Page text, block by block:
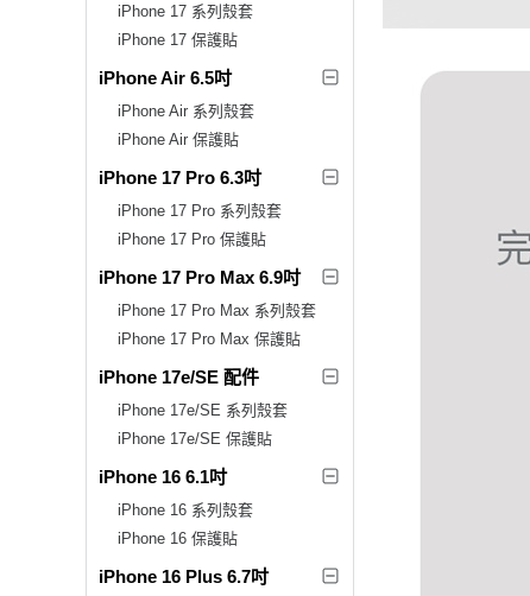
iPhone 17 系列殼套
iPhone 17 保護貼
iPhone Air 6.5吋
iPhone Air 系列殼套
iPhone Air 保護貼
iPhone 17 Pro 6.3吋
iPhone 17 Pro 系列殼套
iPhone 17 Pro 保護貼
iPhone 17 Pro Max 6.9吋
iPhone 17 Pro Max 系列殼套
iPhone 17 Pro Max 保護貼
iPhone 17e/SE 配件
iPhone 17e/SE 系列殼套
iPhone 17e/SE 保護貼
iPhone 16 6.1吋
iPhone 16 系列殼套
iPhone 16 保護貼
iPhone 16 Plus 6.7吋